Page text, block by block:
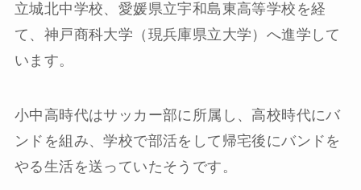
立城北中学校、愛媛県立宇和島東高等学校を経
て、神戸商科大学（現兵庫県立大学）へ進学して
います。
小中高時代はサッカー部に所属し、高校時代にバ
ンドを組み、学校で部活をして帰宅後にバンドを
やる生活を送っていたそうです。